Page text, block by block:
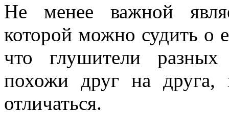
Не менее важной
которой можно судить о
что глушители разных
похожи друг на друга,
отличаться.